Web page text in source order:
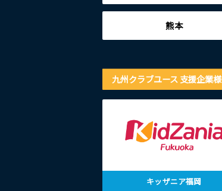
熊本
九州クラブユース 支援企業様
キッザニア福岡